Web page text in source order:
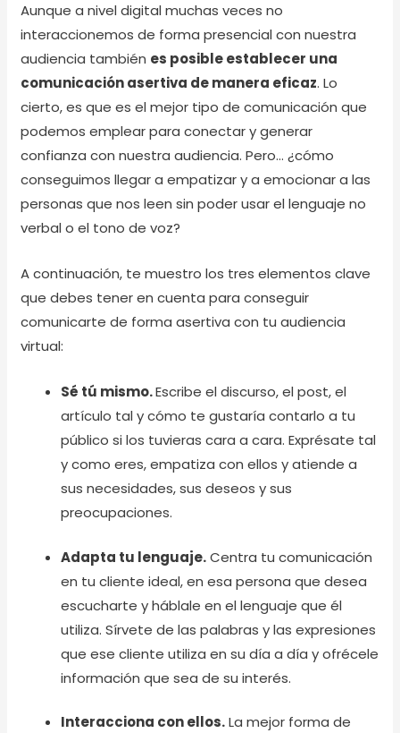
Aunque a nivel digital muchas veces no
interaccionemos de forma presencial con nuestra
audiencia también es posible establecer una
comunicación asertiva de manera eficaz. Lo
cierto, es que es el mejor tipo de comunicación que
podemos emplear para conectar y generar
confianza con nuestra audiencia. Pero… ¿cómo
conseguimos llegar a empatizar y a emocionar a las
personas que nos leen sin poder usar el lenguaje no
verbal o el tono de voz?
A continuación, te muestro los tres elementos clave
que debes tener en cuenta para conseguir
comunicarte de forma asertiva con tu audiencia
virtual:
Sé tú mismo.Escribe el discurso, el post, el
artículo tal y cómo te gustaría contarlo a tu
público si los tuvieras cara a cara. Exprésate tal
y como eres, empatiza con ellos y atiende a
sus necesidades, sus deseos y sus
preocupaciones.
Adapta tu lenguaje.Centra tu comunicación
en tu cliente ideal, en esa persona que desea
escucharte y háblale en el lenguaje que él
utiliza. Sírvete de las palabras y las expresiones
que ese cliente utiliza en su día a día y ofrécele
información que sea de su interés.
Interacciona con ellos.La mejor forma de